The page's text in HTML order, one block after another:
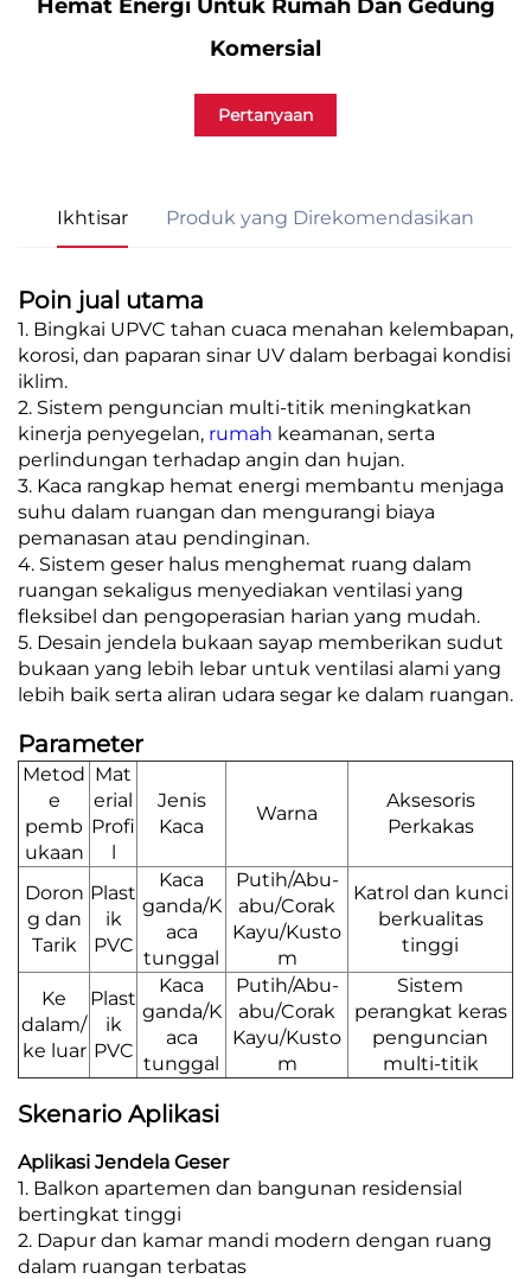
Hemat Energi Untuk Rumah Dan Gedung
Komersial
Pertanyaan
Ikhtisar Produk yang Direkomendasikan
Poin jual utama
1. Bingkai UPVC tahan cuaca menahan kelembapan,
korosi, dan paparan sinar UV dalam berbagai kondisi
iklim.
2. Sistem penguncian multi-titik meningkatkan
kinerja penyegelan, rumah keamanan, serta
perlindungan terhadap angin dan hujan.
3. Kaca rangkap hemat energi membantu menjaga
suhu dalam ruangan dan mengurangi biaya
pemanasan atau pendinginan.
4. Sistem geser halus menghemat ruang dalam
ruangan sekaligus menyediakan ventilasi yang
fleksibel dan pengoperasian harian yang mudah.
5. Desain jendela bukaan sayap memberikan sudut
bukaan yang lebih lebar untuk ventilasi alami yang
lebih baik serta aliran udara segar ke dalam ruangan.
Parameter
Metod
e
pemb
ukaan
Mat
erial
Profi
l
Jenis
Kaca
Warna
Aksesoris
Perkakas
Doron
g dan
Tarik
Plast
ik
PVC
Kaca
ganda/K
aca
tunggal
Putih/Abu-
abu/Corak
Kayu/Kusto
m
Katrol dan kunci
berkualitas
tinggi
Ke
dalam/
ke luar
Plast
ik
PVC
Kaca
ganda/K
aca
tunggal
Putih/Abu-
abu/Corak
Kayu/Kusto
m
Sistem
perangkat keras
penguncian
multi-titik
Skenario Aplikasi
Aplikasi Jendela Geser
1. Balkon apartemen dan bangunan residensial
bertingkat tinggi
2. Dapur dan kamar mandi modern dengan ruang
dalam ruangan terbatas